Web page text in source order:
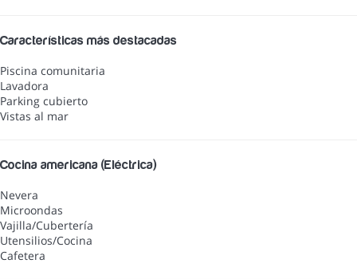
Características más destacadas
Piscina comunitaria
Lavadora
Parking cubierto
Vistas al mar
Cocina americana (Eléctrica)
Nevera
Microondas
Vajilla/Cubertería
Utensilios/Cocina
Cafetera